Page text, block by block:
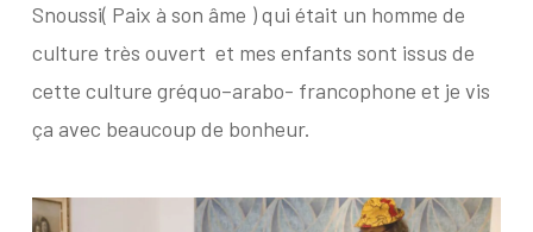
Snoussi( Paix à son âme ) qui était un homme de
culture très ouvert et mes enfants sont issus de
cette culture gréquo–arabo- francophone et je vis
ça avec beaucoup de bonheur.